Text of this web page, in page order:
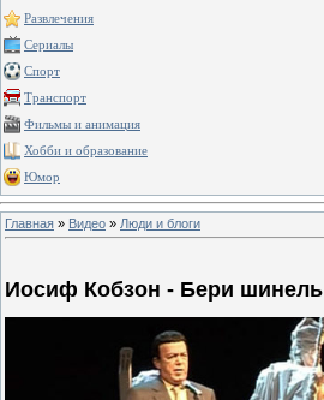
Развлечения
Сериалы
Спорт
Транспорт
Фильмы и анимация
Хобби и образование
Юмор
Главная » Видео » Люди и блоги
Иосиф Кобзон - Бери шинель